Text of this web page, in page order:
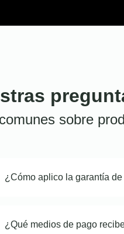
sobre
¿Cómo aplico la garantía
¿Qué medios de pago